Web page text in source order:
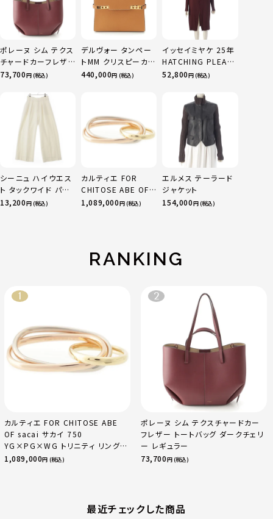
ポレーヌ シム テクス
チャードカーフレザ
ー トートバッグ ダー
73,700円 (税込)
デルヴォー タンペー
トMM クリスピーカー
フ 2WAY ショルダー
440,000円 (税込)
イッセイミヤケ 25年
HATCHING PLEATS
プリーツ ロング ジャ
ト IM53FA132 ダー
クブラウン 2
52,800円 (税込)
シーニュ ハイウエス
ト タックワイド パン
ツ ボトムス オフホワ
13,200円 (税込)
カルティエ FOR
CHITOSE ABE OF
sacai サカイ 750
1,089,000円 (税込)
エルメス テーラード
ジャケット
154,000円 (税込)
RANKING
カルティエ FOR CHITOSE ABE
OF sacai サカイ 750
YG×PG×WG トリニティ リング
指輪 マルチカラー 50 51 52
1,089,000円 (税込)
ポレーヌ シム テクスチャードカー
フレザー トートバッグ ダークチェリ
ー レギュラー
73,700円 (税込)
最近チェックした商品